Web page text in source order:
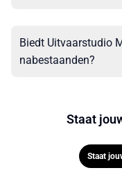
Biedt Uitvaarstudio
nabestaanden?
Staat
Staat